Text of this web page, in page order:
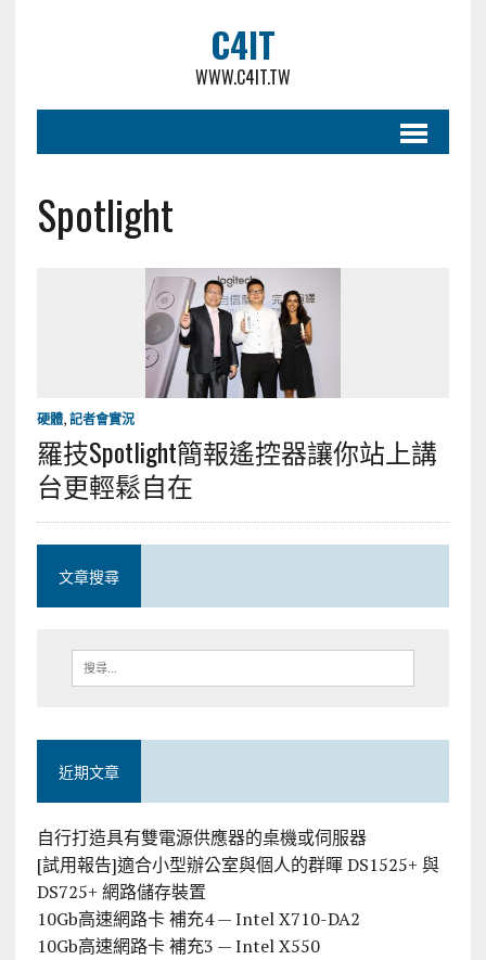
C4IT
WWW.C4IT.TW
Spotlight
硬體, 記者會實況
羅技Spotlight簡報遙控器讓你站上講
台更輕鬆自在
文章搜尋
近期文章
自行打造具有雙電源供應器的桌機或伺服器
[試用報告]適合小型辦公室與個人的群暉 DS1525+ 與
DS725+ 網路儲存裝置
10Gb高速網路卡 補充4 — Intel X710-DA2
10Gb高速網路卡 補充3 — Intel X550